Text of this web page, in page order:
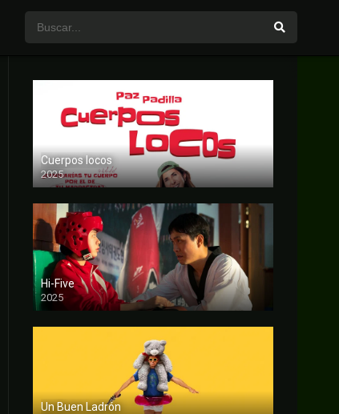
Cuerpos locos
2025
FULL HD
Hi-Five
2025
FULL HD
Un Buen Ladrón